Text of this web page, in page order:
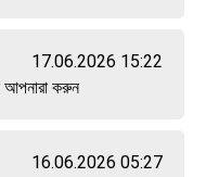
17.06.2026 15:22
আপনারা করুন
16.06.2026 05:27